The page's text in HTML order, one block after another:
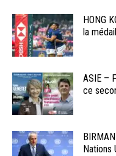
HONG
la
ASIE –
ce
Nations